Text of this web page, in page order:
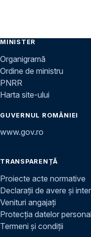
MINISTER
Organigramă
Ordine de ministru
PNRR
Harta site-ului
GUVERNUL ROMÂNIEI
www.gov.ro
TRANSPARENȚĂ
Proiecte acte normative
Declarații de avere și
Venituri angajați
Protecția datelor
Termeni și condiții